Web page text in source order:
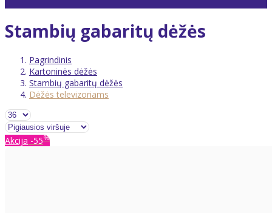
Stambių gabaritų dėžės
Pagrindinis
Kartoninės dėžės
Stambių gabaritų dėžės
Dėžės televizoriams
Akcija -55%